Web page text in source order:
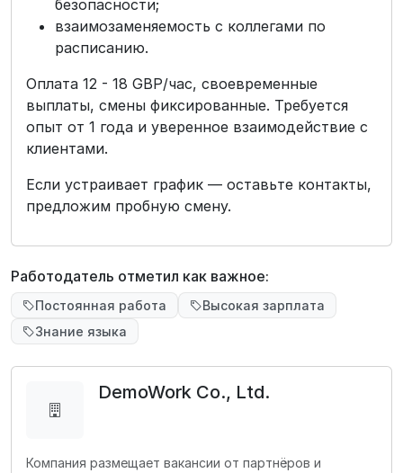
безопасности;
взаимозаменяемость с коллегами по
расписанию.
Оплата 12 - 18 GBP/час, своевременные
выплаты, смены фиксированные. Требуется
опыт от 1 года и уверенное взаимодействие с
клиентами.
Если устраивает график — оставьте контакты,
предложим пробную смену.
Работодатель отметил как важное:
Постоянная работа
Высокая зарплата
Знание языка
DemoWork Co., Ltd.
Компания размещает вакансии от партнёров и